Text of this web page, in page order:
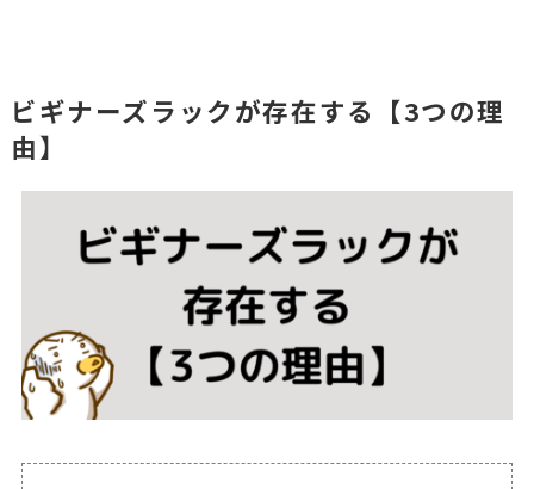
ビギナーズラックが存在する【3つの理
由】